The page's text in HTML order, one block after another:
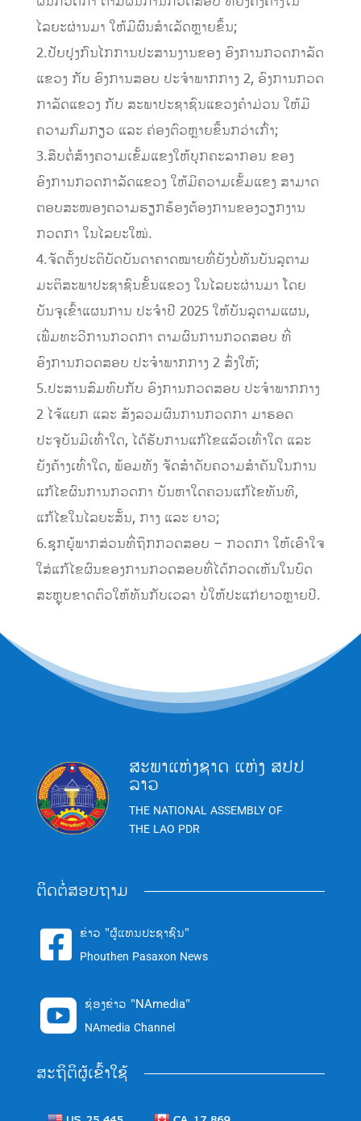
ໄລຍະຜ່ານມາ ໃຫ້ມີຜົນສໍາເລັດຫຼາຍຂຶ້ນ;
2.ປັບປຸງກົນໄກການປະສານງານຂອງ ອົງການກວດກາລັດ
ແຂວງ ກັບ ອົງການສອບ ປະຈໍາພາກກາງ 2, ອົງການກວດ
ກາລັດແຂວງ ກັບ ສະພາປະຊາຊົນແຂວງຄໍາມ່ວນ ໃຫ້ມີ
ຄວາມກົມກຽວ ແລະ ຄ່ອງຕົວຫຼາຍຂຶ້ນກວ່າເກົ່າ;
3.ສືບຕໍ່ສ້າງຄວາມເຂັ້ມແຂງໃຫ້ບຸກຄະລາກອນ ຂອງ
ອົງການກວດກາລັດແຂວງ ໃຫ້ມີຄວາມເຂັ້ມແຂງ ສາມາດ
ຕອບສະໜອງຄວາມຮຽກຮ້ອງຕ້ອງການຂອງວຽກງານ
ກວດກາ ໃນໄລຍະໃໝ່.
4.ຈັດຕັ້ງປະຕິບັດບັນດາຄາດໝາຍທີ່ຍັງບໍ່ທັນບັນລຸຕາມ
ມະຕິສະພາປະຊາຊົນຂັ້ນແຂວງ ໃນໄລຍະຜ່ານມາ ໂດຍ
ບັນຈຸເຂົ້າແຜນການ ປະຈຳປີ 2025 ໃຫ້ບັນລຸຕາມແຜນ,
ເພີ່ມທະວີການກວດກາ ຕາມຜົນການກວດສອບ ທີ່
ອົງການກວດສອບ ປະຈຳພາກກາງ 2 ສົ່ງໃຫ້;
5.ປະສານສົມທົບກັບ ອົງການກວດສອບ ປະຈຳພາກກາງ
2 ໄຈ້ແຍກ ແລະ ສັງລວມຜົນການກວດກາ ມາຮອດ
ປະຈຸບັນມີເທົ່າໃດ, ໄດ້ຮັບການແກ້ໄຂແລ້ວເທົ່າໃດ ແລະ
ຍັງຄ້າງເທົ່າໃດ, ພ້ອມທັງ ຈັດສຳດັບຄວາມສຳຄັນໃນການ
ແກ້ໄຂຜົນການກວດກາ ບັນຫາໃດຄວນແກ້ໄຂທັນທີ,
ແກ້ໄຂໃນໄລຍະສັ້ນ, ກາງ ແລະ ຍາວ;
6.ຊຸກຍູ້ພາກສ່ວນທີ່ຖຶກກວດສອບ – ກວດກາ ໃຫ້ເອົາໃຈ
ໃສ່ແກ້ໄຂຜົນຂອງການກວດສອບທີ່ໄດ້ກວດເຫັນໃນບົດ
ສະຫຼຸບຂາດຕົວໃຫ້ທັນກັບເວລາ ບໍ່ໃຫ້ປະແກ່ຍາວຫຼາຍປີ.
ສະພາແຫ່ງຊາດ ແຫ່ງ ສປປ
ລາວ
THE NATIONAL ASSEMBLY OF
THE LAO PDR
ຕິດຕໍ່ສອບຖາມ
 ຂ່າວ "ຜູ້ແທນປະຊາຊົນ"
Phouthen Pasaxon News
 ຊ່ອງຂ່າວ "NAmedia"
NAmedia Channel
ສະຖິຕິຜູ້ເຂົ້າໃຊ້